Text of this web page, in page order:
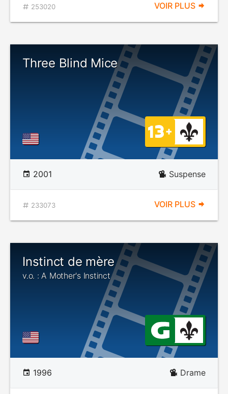
253020 VOIR PLUS
Three Blind Mice
2001 Suspense
233073 VOIR PLUS
Instinct de mère
v.o. : A Mother's Instinct
1996 Drame